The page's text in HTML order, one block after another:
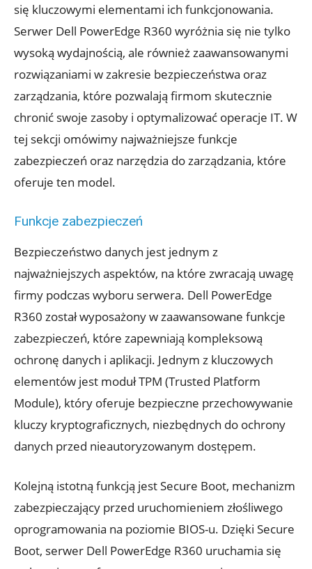
się kluczowymi elementami ich funkcjonowania.
Serwer Dell PowerEdge R360 wyróżnia się nie tylko
wysoką wydajnością, ale również zaawansowanymi
rozwiązaniami w zakresie bezpieczeństwa oraz
zarządzania, które pozwalają firmom skutecznie
chronić swoje zasoby i optymalizować operacje IT. W
tej sekcji omówimy najważniejsze funkcje
zabezpieczeń oraz narzędzia do zarządzania, które
oferuje ten model.
Funkcje zabezpieczeń
Bezpieczeństwo danych jest jednym z
najważniejszych aspektów, na które zwracają uwagę
firmy podczas wyboru serwera. Dell PowerEdge
R360 został wyposażony w zaawansowane funkcje
zabezpieczeń, które zapewniają kompleksową
ochronę danych i aplikacji. Jednym z kluczowych
elementów jest moduł TPM (Trusted Platform
Module), który oferuje bezpieczne przechowywanie
kluczy kryptograficznych, niezbędnych do ochrony
danych przed nieautoryzowanym dostępem.
Kolejną istotną funkcją jest Secure Boot, mechanizm
zabezpieczający przed uruchomieniem złośliwego
oprogramowania na poziomie BIOS-u. Dzięki Secure
Boot, serwer Dell PowerEdge R360 uruchamia się